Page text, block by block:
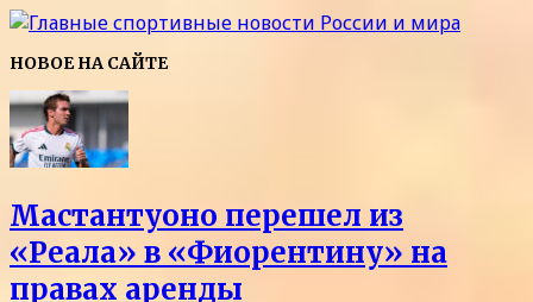
НОВОЕ НА САЙТЕ
Мастантуоно перешел из
«Реала» в «Фиорентину» на
правах аренды